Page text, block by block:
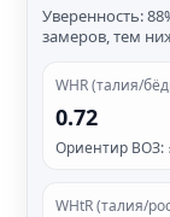
Уверенность:
замеров, тем
WHR (талия/
0.72
Ориентир ВОЗ:
WHtR (талия/